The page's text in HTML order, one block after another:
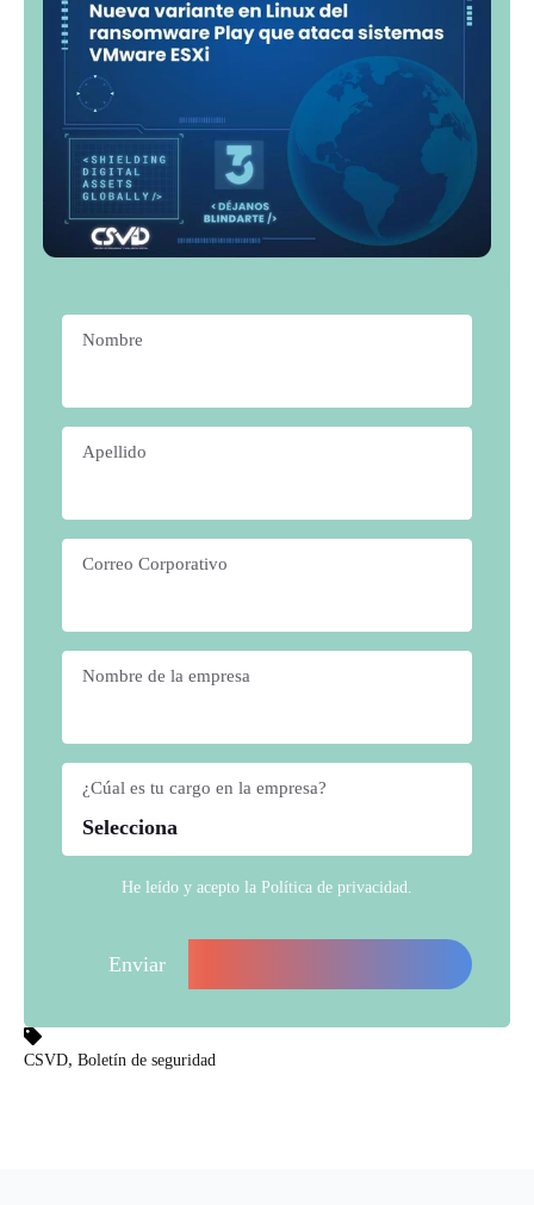
Nombre
Apellido
Correo Corporativo
Nombre de la empresa
¿Cúal es tu cargo en la empresa?
He leído y acepto la Política de privacidad
CSVD, Boletín de seguridad